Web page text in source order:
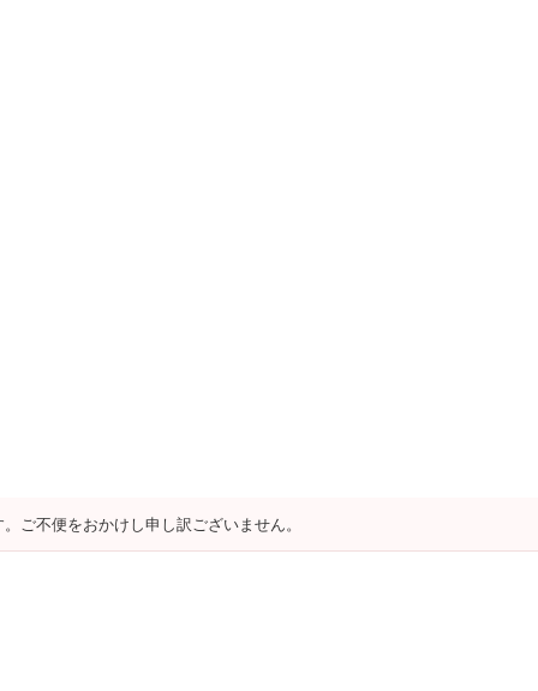
ご不便をおかけし申し訳ございません。